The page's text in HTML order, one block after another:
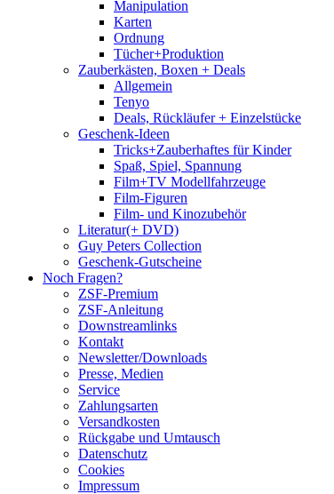
Manipulation
Karten
Ordnung
Tücher+Produktion
Zauberkästen, Boxen + Deals
Allgemein
Tenyo
Deals, Rückläufer + Einzelstücke
Geschenk-Ideen
Tricks+Zauberhaftes für Kinder
Spaß, Spiel, Spannung
Film+TV Modellfahrzeuge
Film-Figuren
Film- und Kinozubehör
Literatur(+ DVD)
Guy Peters Collection
Geschenk-Gutscheine
Noch Fragen?
ZSF-Premium
ZSF-Anleitung
Downstreamlinks
Kontakt
Newsletter/Downloads
Presse, Medien
Service
Zahlungsarten
Versandkosten
Rückgabe und Umtausch
Datenschutz
Cookies
Impressum